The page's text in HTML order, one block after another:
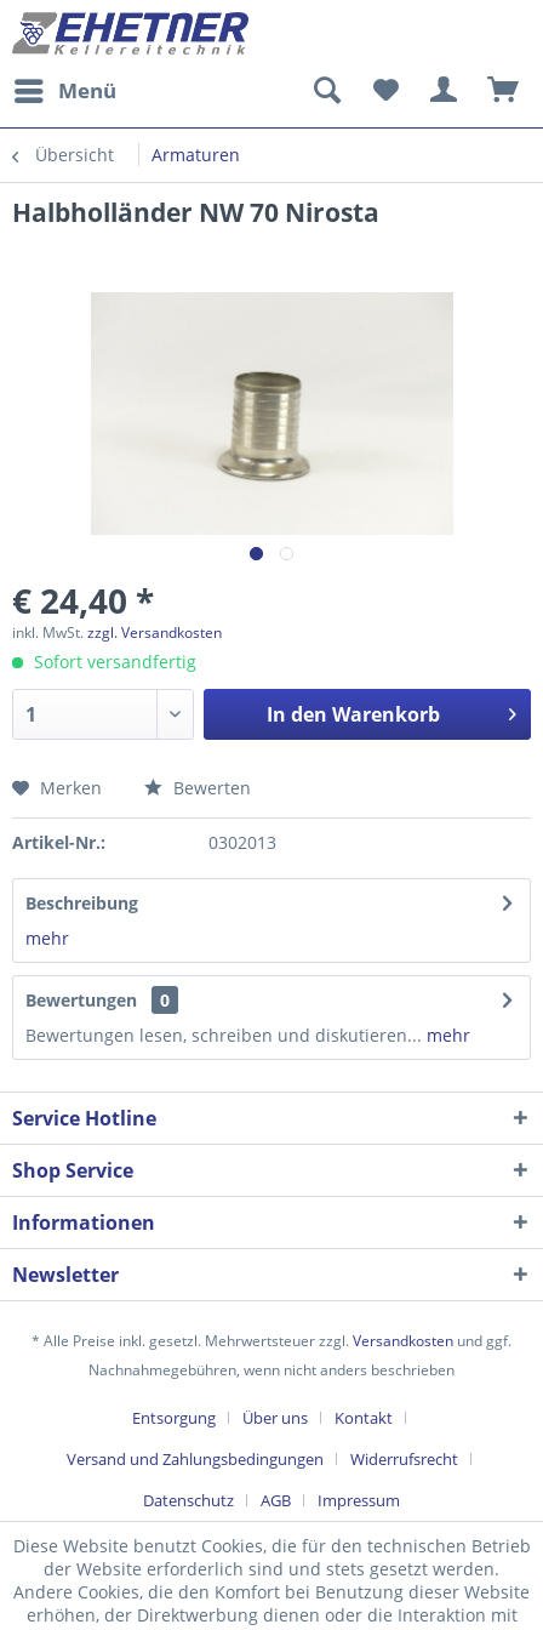
Menü
Übersicht Armaturen
Halbholländer NW 70 Nirosta
€ 24,40 *
inkl. MwSt.zzgl. Versandkosten
Sofort versandfertig
In den Warenkorb
Preis anfragen
Ich habe dieDatenschutzerklärunggelesen,
Mit * gekennzeichnete Felder sind Pflichtfelder.
Senden
Merken Bewerten
Artikel-Nr.: 0302013
Beschreibung
mehr
Bewertungen
0
Bewertungen lesen, schreiben und diskutieren... mehr
Service Hotline
Shop Service
Informationen
Newsletter
* Alle Preise inkl. gesetzl. Mehrwertsteuer zzgl.Versandkosten und ggf.
Nachnahmegebühren, wenn nicht anders beschrieben
Entsorgung Über uns
Kontakt
Versand und Zahlungsbedingungen
Widerrufsrecht
Datenschutz
AGB Impressum
Diese Website benutzt Cookies, die für den technischen Betrieb
der Website erforderlich sind und stets gesetzt werden.
Andere Cookies, die den Komfort bei Benutzung dieser Website
erhöhen, der Direktwerbung dienen oder die Interaktion mit